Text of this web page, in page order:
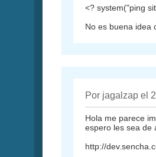
<? system("ping
No es buena idea
Por jagalzap el
Hola me parece
espero les sea de
http://